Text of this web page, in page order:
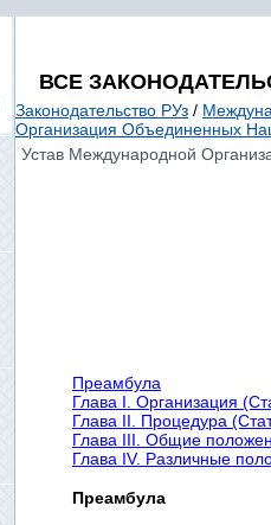
ВСЕ
Законодательство РУз /
Организация Объединенных
Устав Международной
Преамбула
Глава I. Организация
Глава II. Процедура
Глава III. Общие
Глава IV. Различные
Преамбула